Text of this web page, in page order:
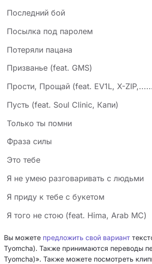
Последний бой
Посылка под паролем
Потеряли пацана
Призванье (feat. GMS)
Прости, Прощай (feat. EV1L, X-
Пусть (feat. Soul Clinic, Капи)
Только ты помни
Фраза силы
Это тебе
Я не умею разговаривать с людьми
Я приду к тебе с букетом
Я того не стою (feat. Hima, Arab MC)
Вы можете предложить свой вариант
Tyomcha). Также принимаются переводы
Tyomcha)». Также можете посмотреть